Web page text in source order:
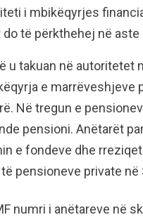
i mbikëqyrjes
të përkthehej në aste
u takuan në
e marrëveshjeve
Në tregun e
pensioni. Anëtarët
e fondeve dhe
pensioneve private
numri i anëtareve në